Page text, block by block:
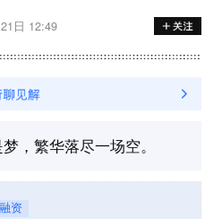
日 12:49
，繁华落尽一场空。
资